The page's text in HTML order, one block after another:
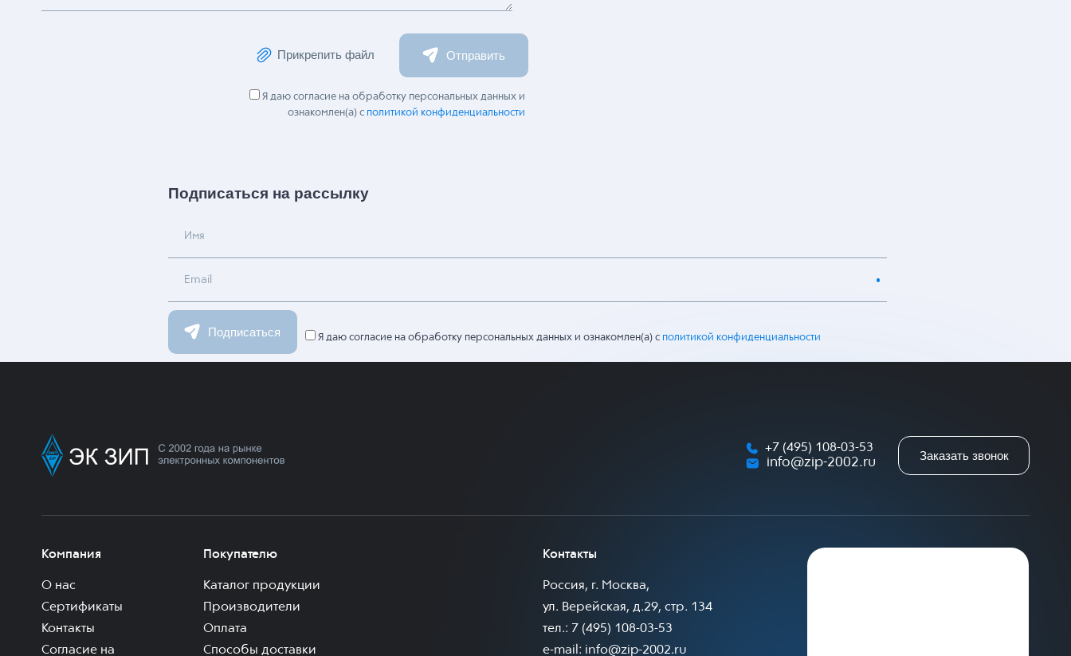
Прикрепить файл Отправить
Я даю согласие на обработку персональных данных и
ознакомлен(а) с политикой конфиденциальности
Подписаться на рассылку
Имя
Email
Подписаться Я даю согласие на обработку персональных данных и ознакомлен(а) с политикой конфиденциальности
+7 (495) 108-03-53
info@zip-2002.ru
Заказать звонок
Компания
О нас
Сертификаты
Контакты
Согласие на
Покупателю
Каталог продукции
Производители
Оплата
Способы доставки
Контакты
Россия, г. Москва,
ул. Верейская, д.29, стр. 134
тел.: 7 (495) 108-03-53
e-mail: info@zip-2002.ru